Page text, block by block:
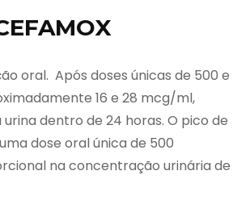
oral. Após doses únicas de 500 e
16 e 28 mcg/ml,
dentro de 24 horas. O pico de
dose oral única de 500
na concentração urinária de